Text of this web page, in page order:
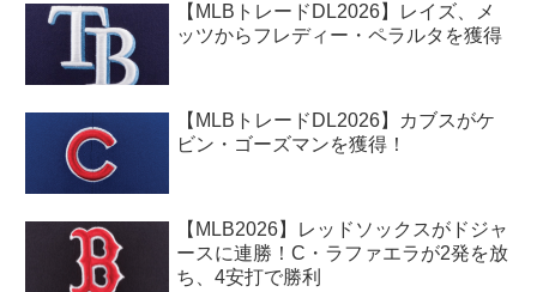
【MLBトレードDL2026】レイズ、メ
ッツからフレディー・ペラルタを獲得
【MLBトレードDL2026】カブスがケ
ビン・ゴーズマンを獲得！
【MLB2026】レッドソックスがドジャ
ースに連勝！C・ラファエラが2発を放
ち、4安打で勝利